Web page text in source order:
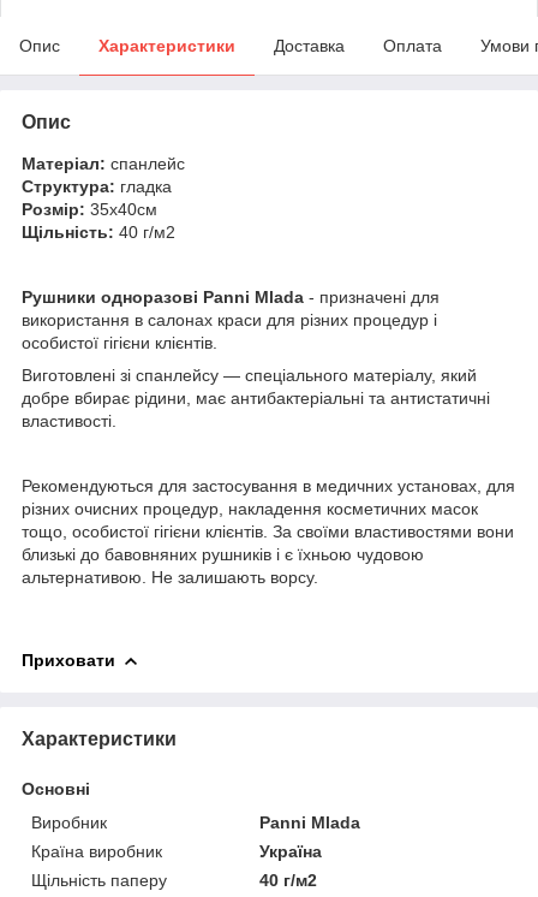
Опис Характеристики Доставка Оплата Умови
Опис
Матеріал: спанлейс
Структура: гладка
Розмір: 35х40см
Щільність: 40 г/м2
Рушники одноразові Panni Mlada - призначені для
використання в салонах краси для різних процедур і
особистої гігієни клієнтів.
Виготовлені зі спанлейсу — спеціального матеріалу, який
добре вбирає рідини, має антибактеріальні та антистатичні
властивості.
Рекомендуються для застосування в медичних установах, для
різних очисних процедур, накладення косметичних масок
тощо, особистої гігієни клієнтів. За своїми властивостями вони
близькі до бавовняних рушників і є їхньою чудовою
альтернативою. Не залишають ворсу.
Приховати
Характеристики
Основні
Виробник
Panni Mlada
Країна виробник
Україна
Щільність паперу
40 г/м2